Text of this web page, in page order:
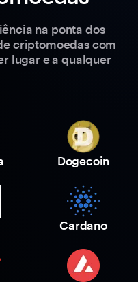
na ponta dos
criptomoedas com
lugar e a qualquer
Dogecoin
Cardano